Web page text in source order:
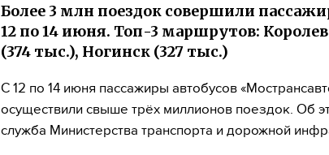
Более 3 млн поездок совершили
12 по 14 июня. Топ-3 маршрутов:
(374 тыс.), Ногинск (327 тыс.)
С 12 по 14 июня пассажиры автобусов
осуществили свыше трёх миллионов поездок. Об
служба Министерства транспорта и дорожной